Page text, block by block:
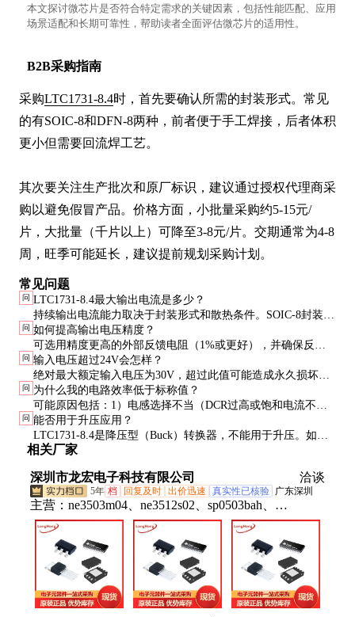
本文探讨微芯片是否符合特定需求的关键因素，包括性能匹配、应用
场景适配和长期可靠性，帮助读者全面评估微芯片的适用性。
B2B采购指南
采购LTC1731-8.4时，首先要确认所需的封装形式。常见
的有SOIC-8和DFN-8两种，前者便于手工焊接，后者体积
更小但需要回流焊工艺。
其次要关注生产批次和原厂标识，建议通过授权代理商采
购以避免假冒产品。价格方面，小批量采购约5-15元/
片，大批量（千片以上）可降至3-8元/片。交期通常为4-8
周，旺季可能延长，建议提前规划采购计划。
常见问题
问 LTC1731-8.4最大输出电流是多少？
持续输出电流能力取决于封装形式和散热条件。SOIC-8封装在
良好散热条件下可持续输出约1A电流，DFN-8封装由于更好的
散热性能可达1.5A。但实际应用中建议留有一定余量。
问 如何提高输出电压精度？
可选用精度更高的外部反馈电阻（1%或更好），并确保反馈
走线远离开关节点等噪声源。在要求极高的场合，可在输出端
添加低压差线性稳压器（LDO）进行二次稳压。
问 输入电压超过24V会怎样？
绝对最大额定输入电压为30V，超过此值可能造成永久损坏。
建议在输入端添加瞬态电压抑制器（TVS）以应对电压尖峰，
特别是在汽车电子等恶劣环境中。
问 为什么我的电路效率低于标称值？
可能原因包括：1）电感选择不当（DCR过高或饱和电流不
足）；2）开关频率设置不合理；3）PCB布局不良导致额外损
耗；4）输入/输出电容ESR过高。建议检查这些关键参数。
问 能否用于升压应用？
LTC1731-8.4是降压型（Buck）转换器，不能用于升压。如需
升压功能，可考虑LTC1701等升压型控制器。
相关厂家
深圳市龙宏电子科技有限公司 洽谈
5年 档 回复及时 出价迅速 真实性已核验 广东深圳
主营： ne3503m04、ne3512s02、sp0503bah、
iso1044bd、lt8410edc、保险丝、比较器、b02p-vl-r、
ase5s4010、触发器、解码器、thvd1500d、
thvd1451d、sy8032abc、hip2100ib、opa4172id、连接
器、mx1a-11nw、lshd-7501、ths4531id、二极管、
hsmm-c170、tps22914b、lf353dre4、装原封